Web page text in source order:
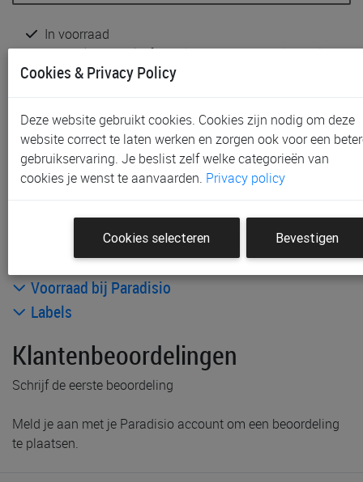
In voorraad
Gratis (en direct) af te halen in onzewinkelte Aalst,
Gent, Sint-Niklaas en Waregem
Andere artikelen uit deze collectie:
Productinformatie & specificaties
Voorraad bij Paradisio
Labels
Klantenbeoordelingen
Schrijf de eerste beoordeling
Meld je aan met je Paradisio account om een beoordeling
te plaatsen.
Cookies & Privacy Policy
Deze website gebruikt cookies. Cookies zijn nodig om deze
website correct te laten werken en zorgen ook voor een
gebruikservaring. Je beslist zelf welke categorieën van
cookies je wenst te aanvaarden. Privacy policy
Cookies selecteren Bevestigen